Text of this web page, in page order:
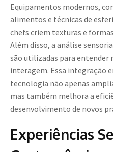
Equipamentos modernos,
alimentos e técnicas de
chefs criem texturas e
Além disso, a análise
são utilizadas para entender
interagem. Essa integração
tecnologia não apenas
mas também melhora a
desenvolvimento de novos
Experiências